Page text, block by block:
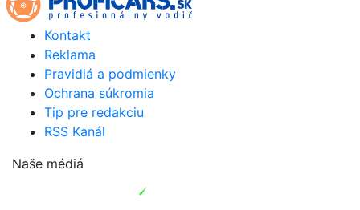
Kontakt
Reklama
Pravidlá a podmienky
Ochrana súkromia
Tip pre redakciu
RSS Kanál
Naše médiá